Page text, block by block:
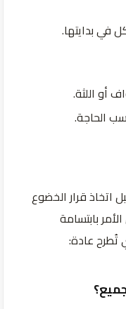
في بدايتها.
أو اللثة.
الحاجة.
اتخاذ قرار الخضوع
بابتسامة
تُطرح عادة: